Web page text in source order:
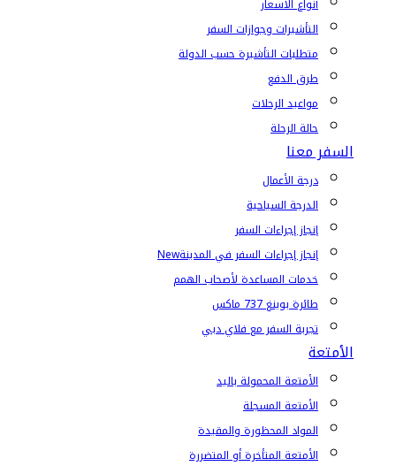
أنواع الأسعار
التأشيرات وجوازات السفر
متطلبات التأشيرة حسب الدولة
طرق الدفع
مواعيد الرحلات
حالة الرحلة
السفر معنا
درجة الأعمال
الدرجة السياحية
إنجاز إجراءات السفر
إنجاز إجراءات السفر في المدينةNew
خدمات المساعدة لأصحاب الهمم
طائرة بوينغ 737 ماكس
تجربة السفر مع فلاي دبي
الأمتعة
الأمتعة المحمولة باليد
الأمتعة المسجلة
المواد المحظورة والمقيدة
الأمتعة المتأخرة أو المتضررة